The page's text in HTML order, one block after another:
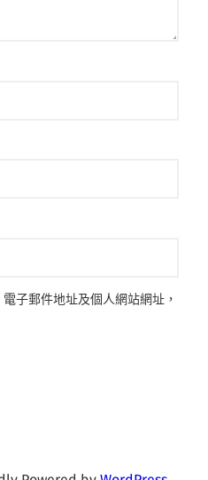
子郵件地址及個人網站網址，